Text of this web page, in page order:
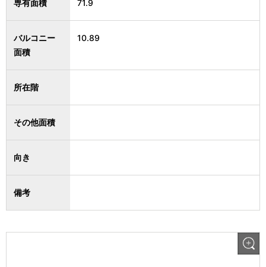
専有面積 71.9
バルコニー
面積
10.89
所在階
その他面積
向き
備考